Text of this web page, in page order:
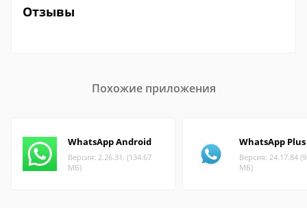
Отзывы
Похожие приложения
WhatsApp Android
Версия: 2.26.31. (134.67
МБ)
WhatsApp Plus
Версия: 24.17.84
МБ)